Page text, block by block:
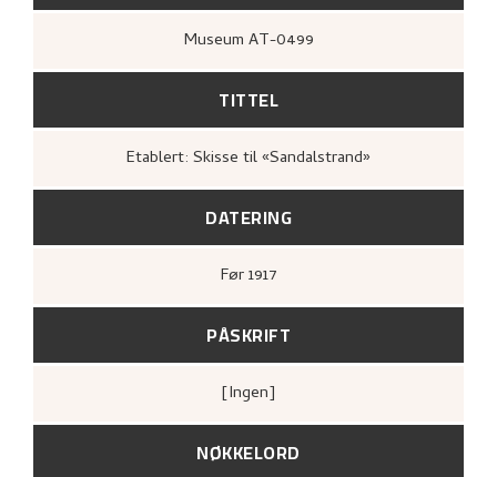
Museum AT-0499
TITTEL
Etablert: Skisse til «Sandalstrand»
DATERING
Før1917
PÅSKRIFT
[ingen]
NØKKELORD